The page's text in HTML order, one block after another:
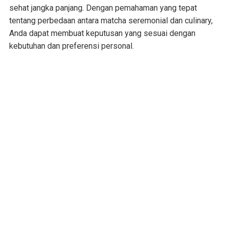
sehat jangka panjang. Dengan pemahaman yang tepat
tentang perbedaan antara matcha seremonial dan culinary,
Anda dapat membuat keputusan yang sesuai dengan
kebutuhan dan preferensi personal.